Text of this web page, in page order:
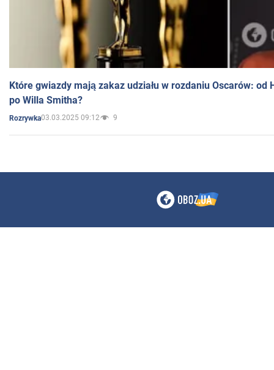
Które gwiazdy mają zakaz udziału w rozdaniu Oscarów: od
po Willa Smitha?
Rozrywka03.03.2025 09:12 9